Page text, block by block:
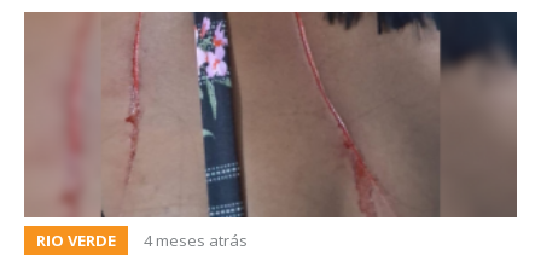
RIO VERDE 4 meses atrás